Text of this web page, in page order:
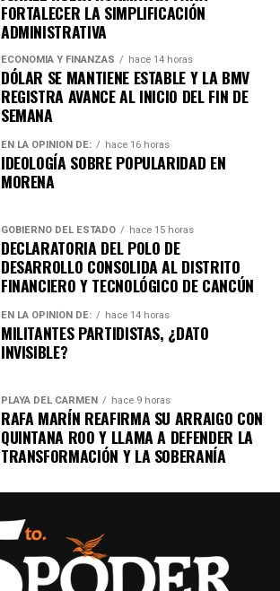
FORTALECER LA SIMPLIFICACIÓN
ADMINISTRATIVA
ECONOMÍA Y FINANZAS hace 14 horas
DÓLAR SE MANTIENE ESTABLE Y LA BMV
REGISTRA AVANCE AL INICIO DEL FIN DE
SEMANA
EN LA OPINIÓN DE: hace 16 horas
IDEOLOGÍA SOBRE POPULARIDAD EN
MORENA
GOBIERNO DEL ESTADO hace 15 horas
DECLARATORIA DEL POLO DE
DESARROLLO CONSOLIDA AL DISTRITO
FINANCIERO Y TECNOLÓGICO DE CANCÚN
EN LA OPINIÓN DE: hace 14 horas
MILITANTES PARTIDISTAS, ¿DATO
INVISIBLE?
PLAYA DEL CARMEN hace 9 horas
RAFA MARÍN REAFIRMA SU ARRAIGO CON
QUINTANA ROO Y LLAMA A DEFENDER LA
TRANSFORMACIÓN Y LA SOBERANÍA